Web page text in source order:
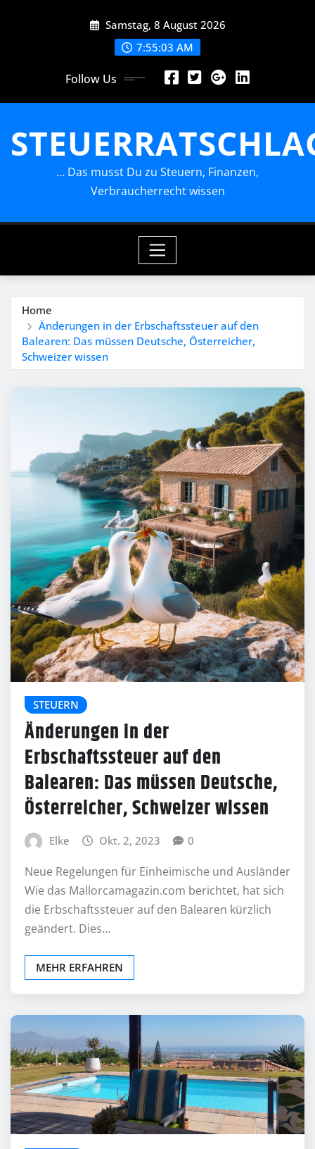
Samstag, 8 August 2026
7:55:04 AM
Follow Us
… Das musst Du zu Steuern, Finanzen,
Verbraucherrecht wissen
Home
Änderungen in der Erbschaftssteuer auf den
Balearen: Das müssen Deutsche, Österreicher,
Schweizer wissen
STEUERN
Änderungen in der
Erbschaftssteuer auf den
Balearen: Das müssen Deutsche,
Österreicher, Schweizer wissen
Elke Okt. 2, 2023 0
Neue Regelungen für Einheimische und Ausländer
Wie das Mallorcamagazin.com berichtet, hat sich
die Erbschaftssteuer auf den Balearen kürzlich
geändert. Dies…
MEHR ERFAHREN